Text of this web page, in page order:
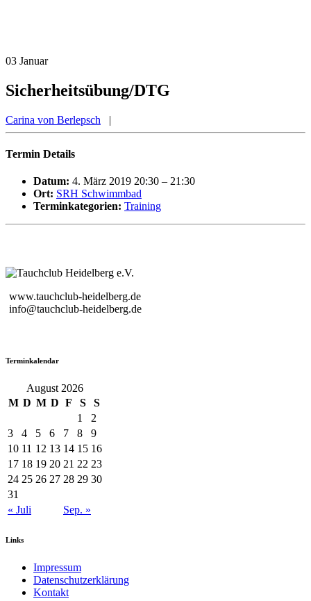
03 Januar
Sicherheitsübung/DTG
Carina von Berlepsch |
Termin Details
Datum: 4. März 2019 20:30 – 21:30
Ort: SRH Schwimmbad
Terminkategorien: Training
www.tauchclub-heidelberg.de
info@tauchclub-heidelberg.de
Terminkalendar
August 2026
M D M D F S
S
1
2
3
4 5 6 7 8
9
10 11 12 13 14 15 16
17 18 19 20 21 22 23
24 25 26 27 28 29 30
31
« Juli
Sep. »
Links
Impressum
Datenschutzerklärung
Kontakt